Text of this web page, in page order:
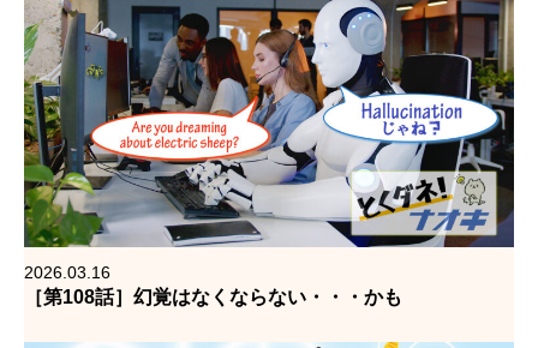
2026.03.16
［第108話］幻覚はなくならない・・・かも